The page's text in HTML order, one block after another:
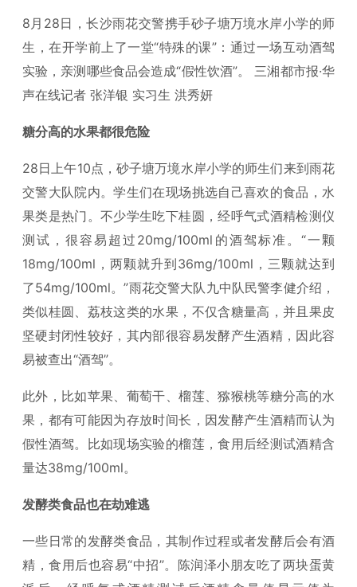
8月28日，长沙雨花交警携手砂子塘万境水岸小学的师
生，在开学前上了一堂“特殊的课”：通过一场互动酒驾
实验，亲测哪些食品会造成“假性饮酒”。 三湘都市报·华
声在线记者 张洋银 实习生 洪秀妍
糖分高的水果都很危险
28日上午10点，砂子塘万境水岸小学的师生们来到雨花
交警大队院内。学生们在现场挑选自己喜欢的食品，水
果类是热门。不少学生吃下桂圆，经呼气式酒精检测仪
测试，很容易超过20mg/100ml的酒驾标准。“一颗
18mg/100ml，两颗就升到36mg/100ml，三颗就达到
了54mg/100ml。”雨花交警大队九中队民警李健介绍，
类似桂圆、荔枝这类的水果，不仅含糖量高，并且果皮
坚硬封闭性较好，其内部很容易发酵产生酒精，因此容
易被查出“酒驾”。
此外，比如苹果、葡萄干、榴莲、猕猴桃等糖分高的水
果，都有可能因为存放时间长，因发酵产生酒精而认为
假性酒驾。比如现场实验的榴莲，食用后经测试酒精含
量达38mg/100ml。
发酵类食品也在劫难逃
一些日常的发酵类食品，其制作过程或者发酵后会有酒
精，食用后也容易“中招”。陈润泽小朋友吃了两块蛋黄